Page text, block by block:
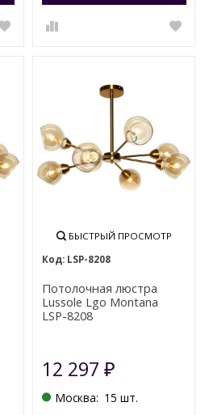
БЫСТРЫЙ ПРОСМОТР
LSP-8208
Потолочная люстра
Lussole Lgo Montana
LSP-8208
12 297 ₽
Москва: 15 шт.